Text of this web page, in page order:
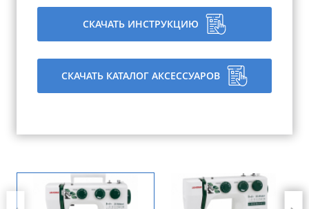
СКАЧАТЬ ИНСТРУКЦИЮ
СКАЧАТЬ КАТАЛОГ АКСЕССУАРОВ